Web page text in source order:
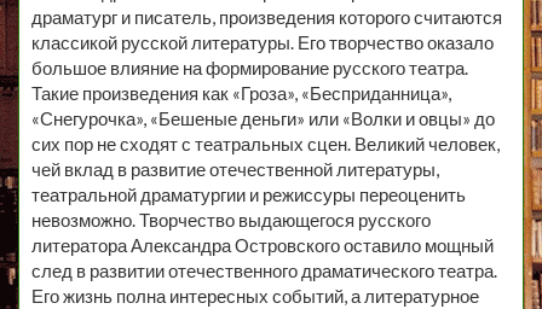
драматург и писатель, произведения которого считаются
классикой русской литературы. Его творчество оказало
большое влияние на формирование русского театра.
Такие произведения как «Гроза», «Бесприданница»,
«Снегурочка», «Бешеные деньги» или «Волки и овцы» до
сих пор не сходят с театральных сцен. Великий человек,
чей вклад в развитие отечественной литературы,
театральной драматургии и режиссуры переоценить
невозможно. Творчество выдающегося русского
литератора Александра Островского оставило мощный
след в развитии отечественного драматического театра.
Его жизнь полна интересных событий, а литературное